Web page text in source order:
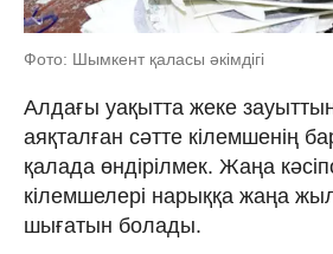
Фото: Шымкент қаласы әкімдігі
Алдағы уақытта жеке
аяқталған сәтте кілемшенің
қалада өндірілмек. Жаңа
кілемшелері нарыққа жаңа
шығатын болады.